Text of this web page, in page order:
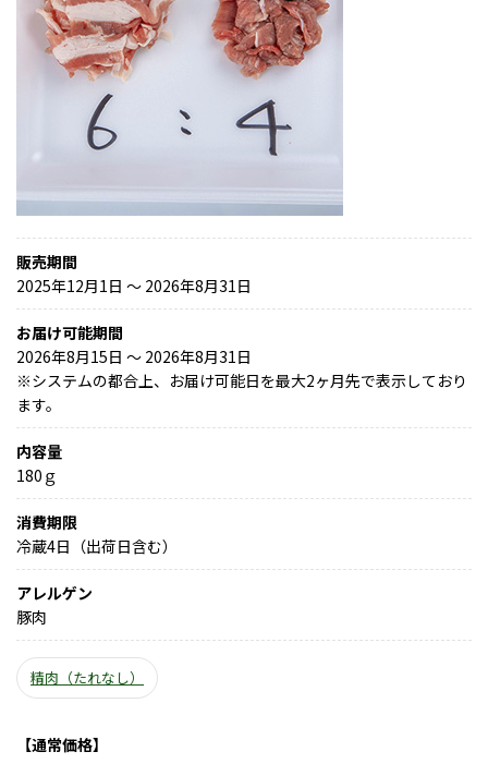
販売期間
2025年12月1日 〜 2026年8月31日
お届け可能期間
2026年8月15日 ～ 2026年8月31日
※システムの都合上、お届け可能日を最大2ヶ月先で表示しており
ます。
内容量
180ｇ
消費期限
冷蔵4日（出荷日含む）
アレルゲン
豚肉
精肉（たれなし）
【通常価格】